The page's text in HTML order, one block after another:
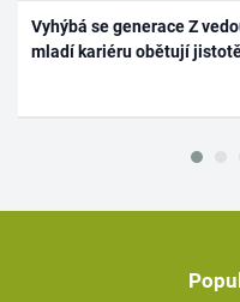
Vyhýbá se generace Z
mladí kariéru obětují